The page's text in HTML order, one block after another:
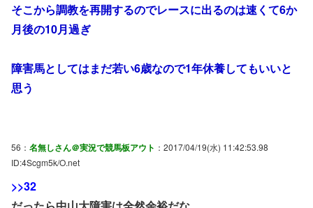
そこから調教を再開するのでレースに出るのは速くて6か
月後の10月過ぎ
障害馬としてはまだ若い6歳なので1年休養してもいいと
思う
56： 名無しさん＠実況で競馬板アウト ：2017/04/19(水) 11:42:53.98
ID:4Scgm5k/O.net
>>32